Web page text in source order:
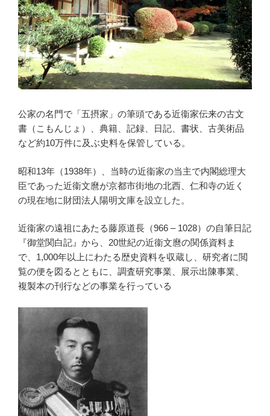
公家の名門で「五摂家」の筆頭である近衞家伝来の古文
書（こもんじょ）、典籍、記録、日記、書状、古美術品
など約10万件に及ぶ史料を保管している。
昭和13年（1938年）、当時の近衞家の当主で内閣総理大
臣であった近衞文麿が京都市街地の北西、仁和寺の近く
の現在地に財団法人陽明文庫を設立した。
近衞家の遠祖にあたる藤原道長（966 – 1028）の自筆日記
『御堂関白記』から、20世紀の近衞文麿の関係資料ま
で、1,000年以上にわたる歴史資料を収蔵し、研究者に閲
覧の便を図るとともに、調査研究事業、展示出陳事業、
複製本の刊行などの事業を行っている